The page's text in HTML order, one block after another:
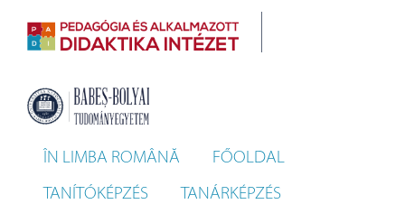
ÎN LIMBA ROMÂNĂ FŐOLDAL
TANÍTÓKÉPZÉS TANÁRKÉPZÉS